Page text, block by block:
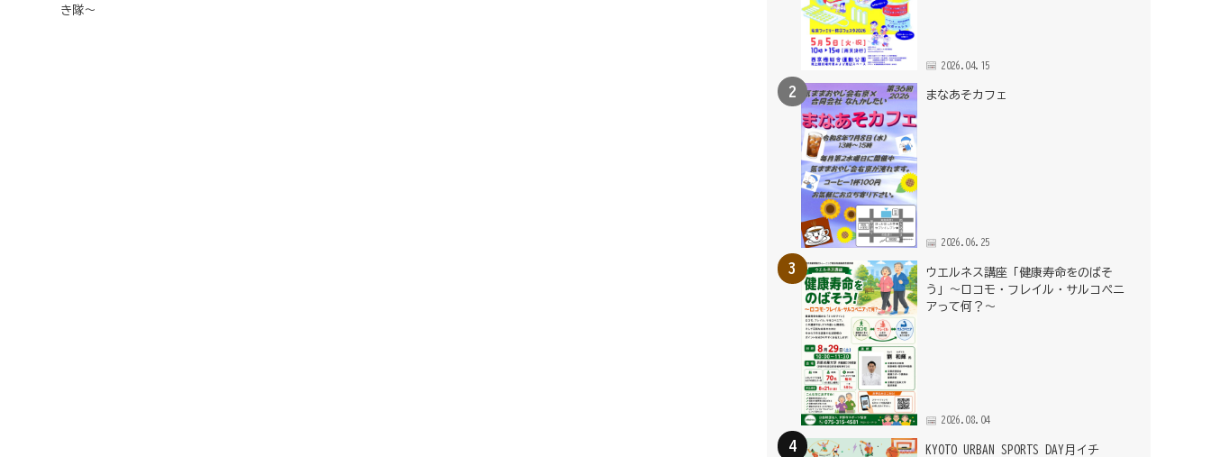
き隊～
2026.04.15
まなあそカフェ
2026.06.25
ウエルネス講座「健康寿命をのばそ
う」～ロコモ・フレイル・サルコペニ
アって何？～
2026.08.04
KYOTO URBAN SPORTS DAY月イチ